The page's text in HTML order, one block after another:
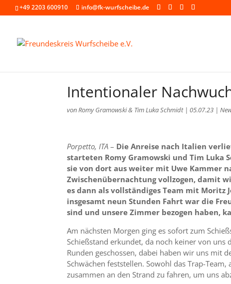
+49 2203 600910 info@fk-wurfscheibe.de
Intentionaler
vonRomy Gramowski & Tim Luka Schmidt|05.07.23 |
Porpetto, ITA – Die Anreise nach Italien
starteten Romy Gramowski und Tim Luka
sie von dort aus weiter mit Uwe Kammer
Zwischenübernachtung vollzogen, damit
es dann als vollständiges Team mit Moritz
insgesamt neun Stunden Fahrt war die
sind und unsere Zimmer bezogen haben,
Am nächsten Morgen ging es sofort zum
Schießstand erkundet, da noch keiner von uns
Runden geschossen, dabei haben wir uns mit
Schwächen feststellen. Sowohl das Trap-
zusammen an den Strand zu fahren, um uns